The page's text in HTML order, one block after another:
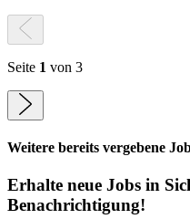
Seite 1 von 3
Weitere bereits vergebene
Erhalte neue Jobs in
Benachrichtigung!